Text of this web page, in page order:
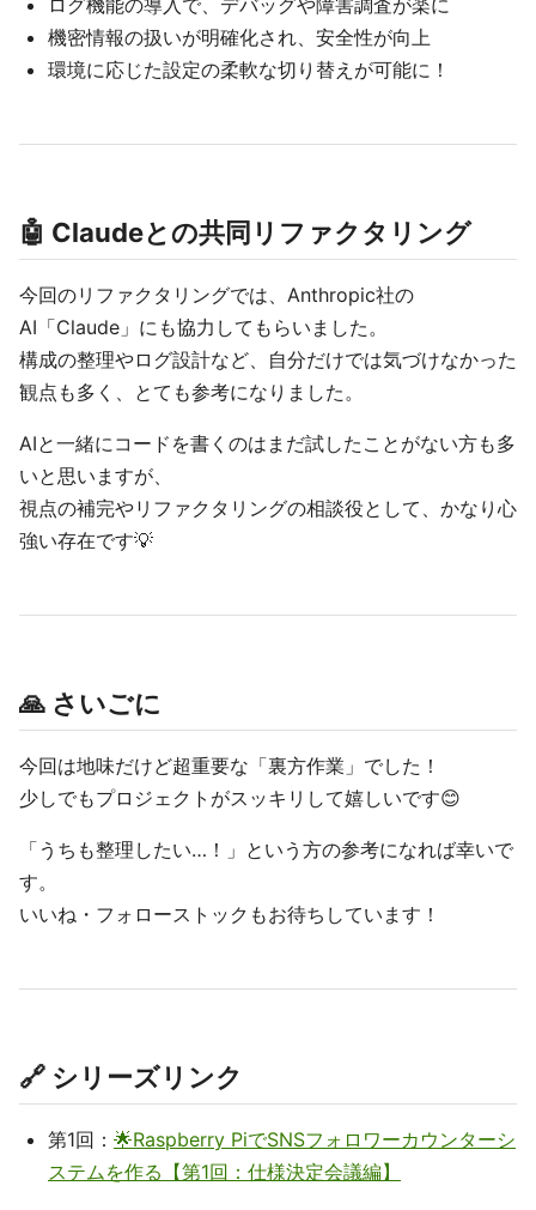
ログ機能の導入で、デバッグや障害調査が楽に
機密情報の扱いが明確化され、安全性が向上
環境に応じた設定の柔軟な切り替えが可能に！
🤖 Claudeとの共同リファクタリング
今回のリファクタリングでは、Anthropic社の
AI「Claude」にも協力してもらいました。
構成の整理やログ設計など、自分だけでは気づけなかった
観点も多く、とても参考になりました。
AIと一緒にコードを書くのはまだ試したことがない方も多
いと思いますが、
視点の補完やリファクタリングの相談役として、かなり心
強い存在です💡
🙏 さいごに
今回は地味だけど超重要な「裏方作業」でした！
少しでもプロジェクトがスッキリして嬉しいです😊
「うちも整理したい…！」という方の参考になれば幸いで
す。
いいね・フォローストックもお待ちしています！
🔗 シリーズリンク
第1回： 🌟Raspberry PiでSNSフォロワーカウンターシ
ステムを作る【第1回：仕様決定会議編】